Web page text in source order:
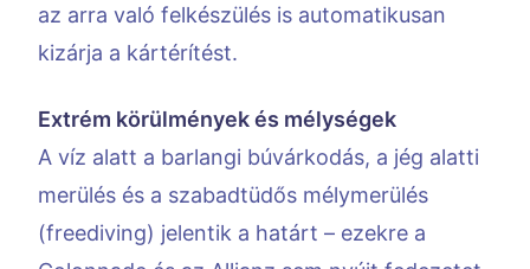
az arra való felkészülés is automatikusan
kizárja a kártérítést.
Extrém körülmények és mélységek
A víz alatt a barlangi búvárkodás, a jég alatti
merülés és a szabadtüdős mélymerülés
(freediving) jelentik a határt – ezekre a